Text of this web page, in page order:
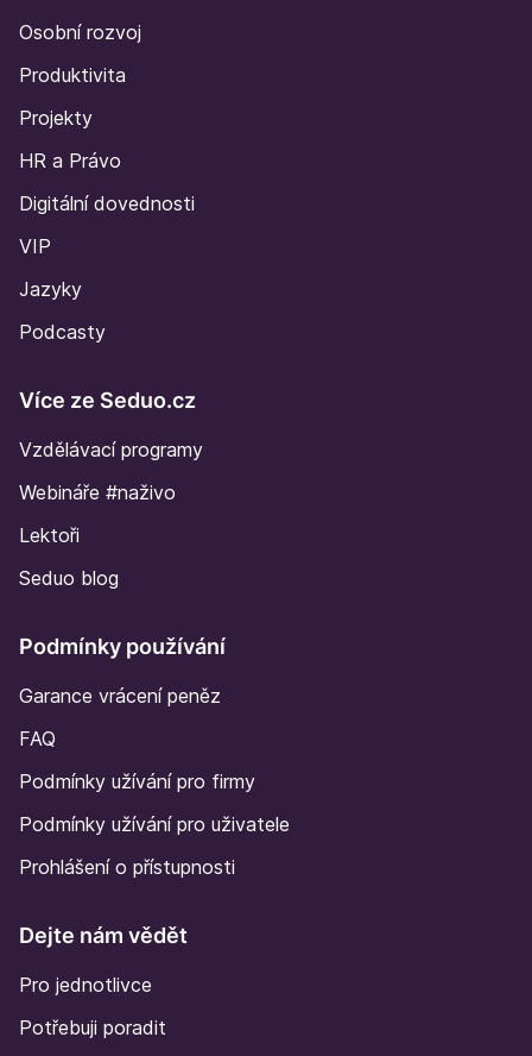
Osobní rozvoj
Produktivita
Projekty
HR a Právo
Digitální dovednosti
VIP
Jazyky
Podcasty
Více ze Seduo.cz
Vzdělávací programy
Webináře #naživo
Lektoři
Seduo blog
Podmínky používání
Garance vrácení peněz
FAQ
Podmínky užívání pro firmy
Podmínky užívání pro uživatele
Prohlášení o přístupnosti
Dejte nám vědět
Pro jednotlivce
Potřebuji poradit